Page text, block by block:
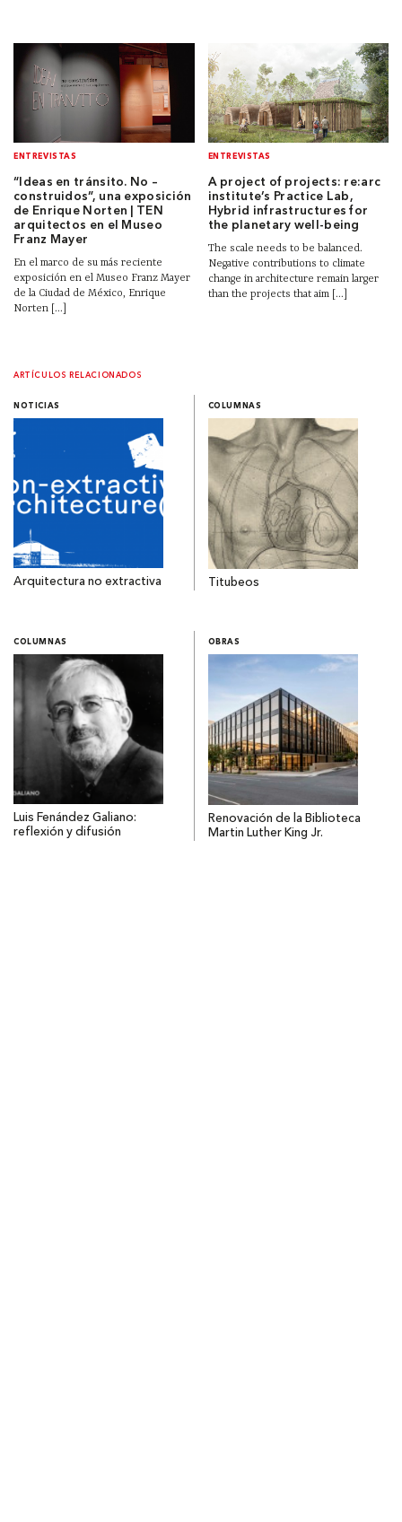
ENTREVISTAS
“Ideas en tránsito. No –
construidos”, una exposición
de Enrique Norten | TEN
arquitectos en el Museo
Franz Mayer
En el marco de su más reciente
exposición en el Museo Franz Mayer
de la Ciudad de México, Enrique
Norten [...]
ENTREVISTAS
A project of projects: re:arc
institute’s Practice Lab,
Hybrid infrastructures for
the planetary well-being
The scale needs to be balanced.
Negative contributions to climate
change in architecture remain larger
than the projects that aim [...]
ARTÍCULOS RELACIONADOS
NOTICIAS
Arquitectura no extractiva
COLUMNAS
Titubeos
COLUMNAS
Luis Fenández Galiano:
reflexión y difusión
OBRAS
Renovación de la Biblioteca
Martin Luther King Jr.